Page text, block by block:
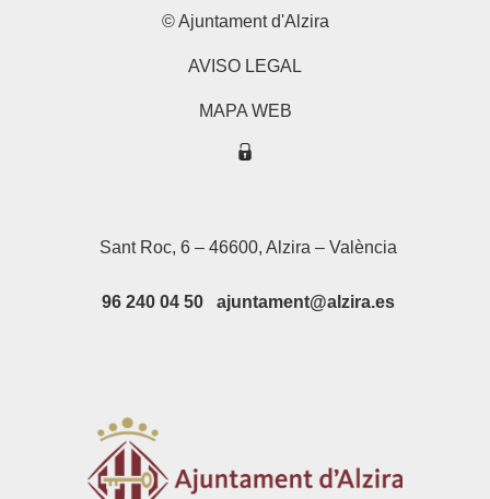
© Ajuntament d'Alzira
AVISO LEGAL
MAPA WEB
Sant Roc, 6 – 46600, Alzira – València
96 240 04 50 ajuntament@alzira.es